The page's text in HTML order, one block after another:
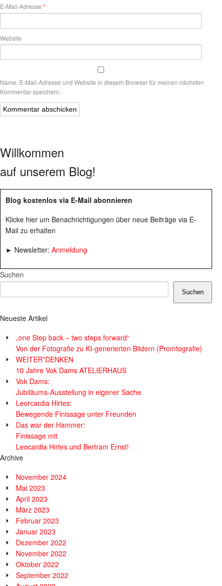
E-Mail-Adresse *
Website
Name, E-Mail-Adresse und Website in diesem Browser für meinen nächsten
Kommentar speichern.
Willkommen
auf unserem Blog!
Blog kostenlos via E-Mail abonnieren
Klicke hier um Benachrichtigungen über neue Beiträge via E-
Mail zu erhalten
► Newsletter: Anmeldung
Suchen
Suchen
Neueste Artikel
„one Step back – two steps forward“
Von der Fotografie zu KI-generierten Bildern (Promtografie)
WEITER*DENKEN
10 Jahre Vok Dams ATELIERHAUS
Vok Dams:
Jubiläums-Ausstellung in eigener Sache
Leorcardia Hirtes:
Bewegende Finissage unter Freunden
Das war der Hammer:
Finissage mit
Leocardia Hirtes und Bertram Ernst!
Archive
November 2024
Mai 2023
April 2023
März 2023
Februar 2023
Januar 2023
Dezember 2022
November 2022
Oktober 2022
September 2022